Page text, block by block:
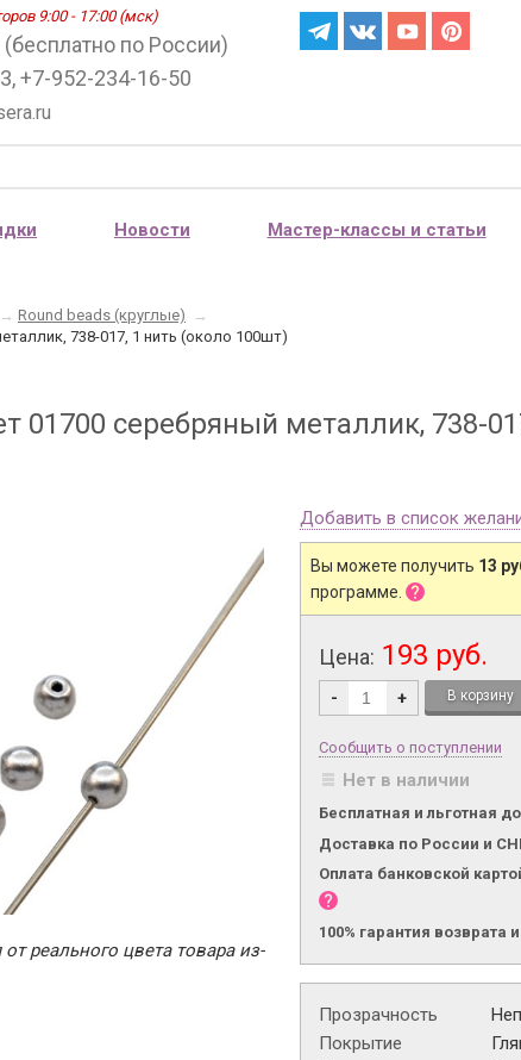
9:00 - 17:00 (мск)
по России)
+7-952-234-16-50
Новости Мастер-классы и статьи
→ Round beads (круглые)
→
738-017, 1 нить (около 100шт)
01700 серебряный металлик, 738-
реального цвета товара из-
Добавить в список
Вы можете получить 13
программе.
Цена: 193 руб.
- +
Сообщить о поступлении
Нет в наличии
Бесплатная и льготная
Доставка по России и
Оплата банковской
100% гарантия возврата
Прозрачность
Покрытие